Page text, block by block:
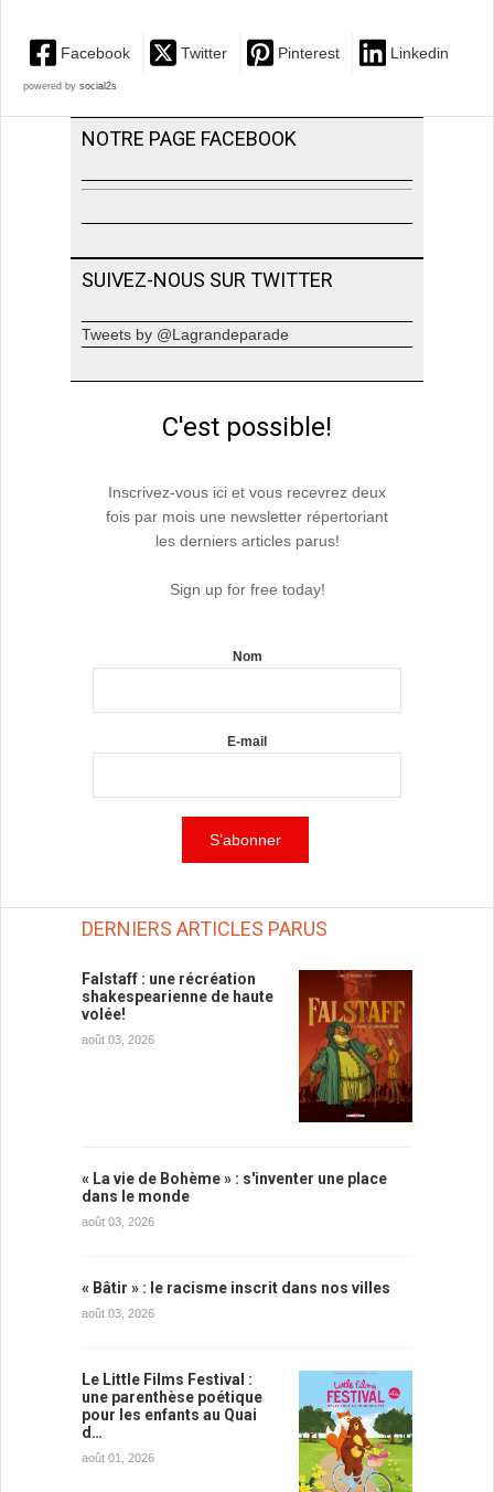
Facebook Twitter Pinterest Linkedin
powered by social2s
NOTRE PAGE FACEBOOK
SUIVEZ-NOUS SUR TWITTER
Tweets by @Lagrandeparade
C'est possible!
Inscrivez-vous ici et vous recevrez deux
fois par mois une newsletter répertoriant
les derniers articles parus!
Sign up for free today!
Nom
E-mail
DERNIERS ARTICLES PARUS
Falstaff : une récréation
shakespearienne de haute
volée!
août 03, 2026
« La vie de Bohème » : s'inventer une place
dans le monde
août 03, 2026
« Bâtir » : le racisme inscrit dans nos villes
août 03, 2026
Le Little Films Festival :
une parenthèse poétique
pour les enfants au Quai
d…
août 01, 2026